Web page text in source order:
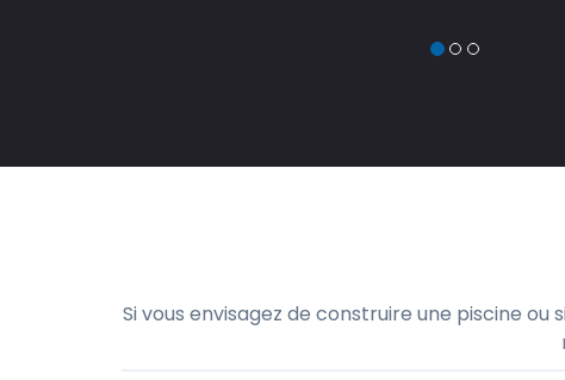
Si vous envisagez de construire une piscine